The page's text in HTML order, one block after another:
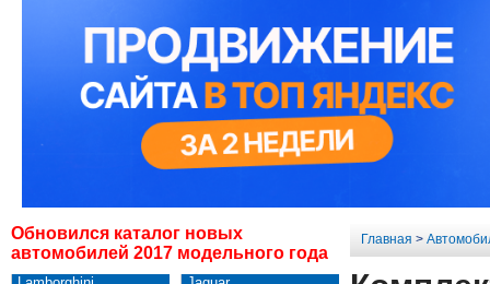
Обновился каталог новых
автомобилей 2017 модельного года
Главная >